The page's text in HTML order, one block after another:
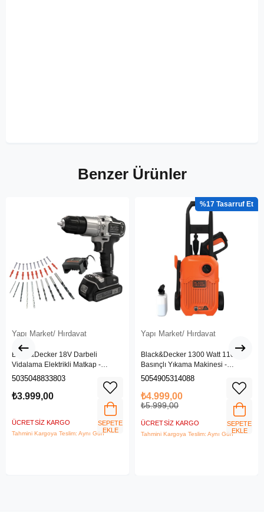
Benzer Ürünler
Yapı Market/ Hırdavat
Black&Decker 18V Darbeli
Vidalama Elektrikli Matkap -
BDCHD18SC1K-QW
5035048833803
₺3.999,00
ÜCRETSIZ KARGO
Tahmini Kargoya Teslim: Aynı Gün
SEPETE
EKLE
Yapı Market/ Hırdavat
Black&Decker 1300 Watt 110 Bar
Basınçlı Yıkama Makinesi -
(BEPW1300L-QS)
5054905314088
₺4.999,00
₺5.999,00
ÜCRETSIZ KARGO
Tahmini Kargoya Teslim: Aynı Gün
%17
SEPETE
EKLE